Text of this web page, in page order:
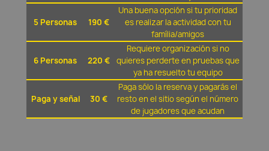
5 Personas 190 €
Una buena opción si tu prioridad
es realizar la actividad con tu
família/amigos
6 Personas 220 €
Requiere organización si no
quieres perderte en pruebas que
ya ha resuelto tu equipo
Paga y señal 30 €
Paga sólo la reserva y pagarás el
resto en el sitio según el número
de jugadores que acudan